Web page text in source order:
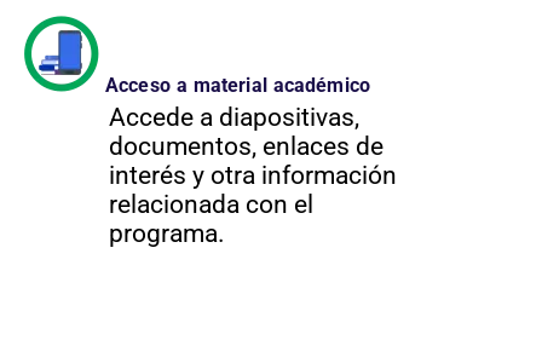
Acceso a material académico
Accede a diapositivas,
documentos, enlaces de
interés y otra información
relacionada con el
programa.